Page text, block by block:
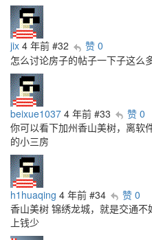
jix 4 年前 #32
赞 0
怎么讨论房子的帖子一下子这么
beixue1037 4 年前 #33
赞 0
你可以看下加州香山美树，离软
的小三房
h1huaqing 4 年前 #34
赞 0
香山美树 锦绣龙城，就是交通
上钱少